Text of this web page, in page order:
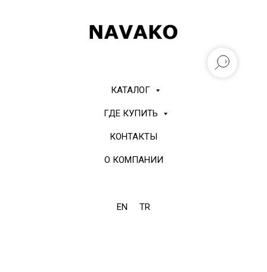
КАТАЛОГ
ГДЕ КУПИТЬ
КОНТАКТЫ
О КОМПАНИИ
EN TR